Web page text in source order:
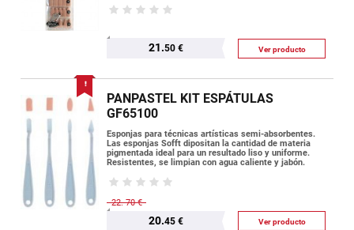
21.50 € Ver producto
PANPASTEL KIT ESPÁTULAS
GF65100
Esponjas para técnicas artísticas semi-absorbentes.
Las esponjas Sofft dipositan la cantidad de materia
pigmentada ideal para un resultado liso y uniforme.
Resistentes, se limpian con agua caliente y jabón.
22.70 €
20.45 € Ver producto